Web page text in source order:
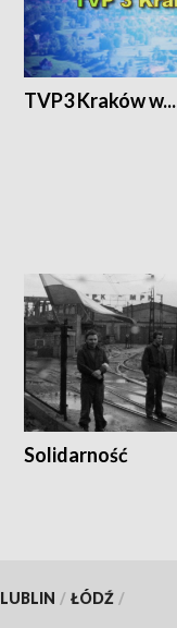
TVP3 Kraków w...
Solidarność
LUBLIN / ŁÓDŹ /